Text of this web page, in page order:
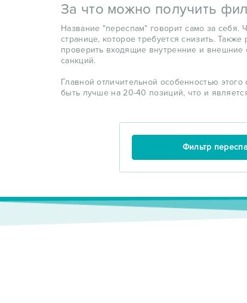
За что можно получить
Название "переспам" говорит само за
странице, которое требуется снизить.
проверить входящие внутренние и внешние
санкций.
Главной отличительной особенностью
быть лучше на 20-40 позиций, что и
Фильтр